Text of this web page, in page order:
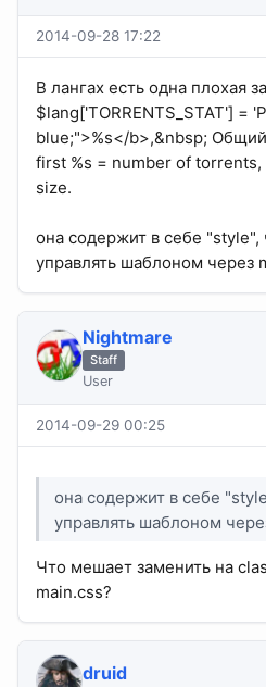
2014-09-28 17:22
В лангах есть одна плохая
$lang['TORRENTS_STAT'] =
blue;">%s</b>,&nbsp;
first %s = number of
size.
она содержит в себе "style",
управлять шаблоном через
Nightmare
Staff
User
2014-09-29 00:25
она содержит в себе
управлять шаблоном
Что мешает заменить на
main.css?
druid